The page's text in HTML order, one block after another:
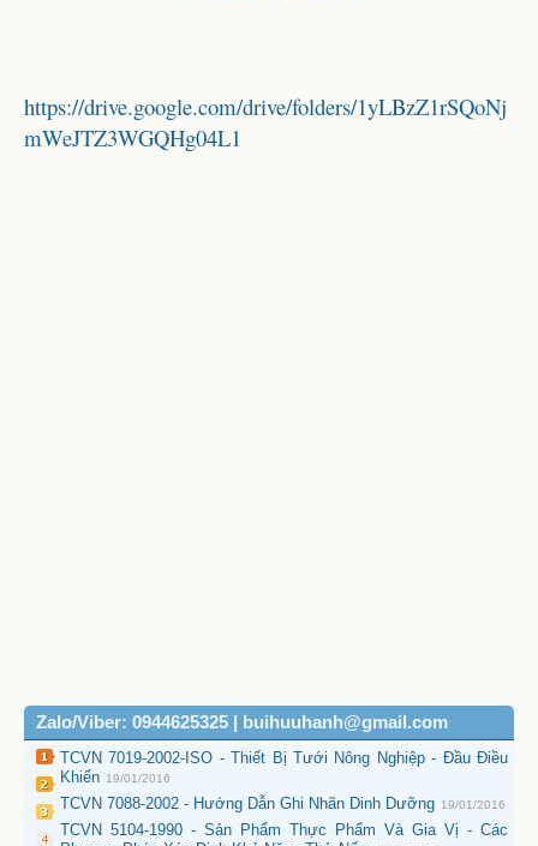
https://drive.google.com/drive/folders/1yLBzZ1rSQoNj
mWeJTZ3WGQHg04L1
Zalo/Viber: 0944625325 | buihuuhanh@gmail.com
TCVN 7019-2002-ISO - Thiết Bị Tưới Nông Nghiệp - Đầu Điều
Khiển 19/01/2016
TCVN 7088-2002 - Hướng Dẫn Ghi Nhãn Dinh Dưỡng 19/01/2016
TCVN 5104-1990 - Sản Phẩm Thực Phẩm Và Gia Vị - Các